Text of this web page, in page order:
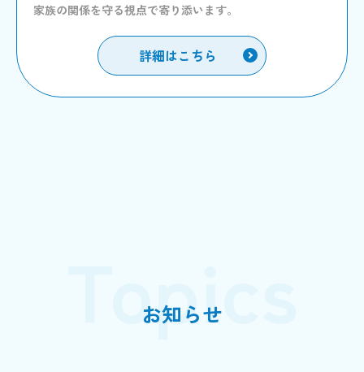
家族の関係を守る視点で寄り添います。
詳細はこちら
Topics